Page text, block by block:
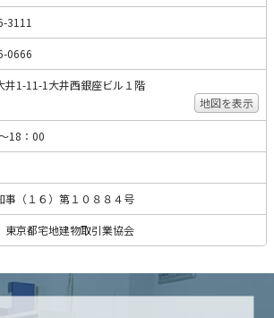
3111
0666
井1-11-1大井西銀座ビル１階
地図を表示
18：00
事（１６）第１０８８４号
東京都宅地建物取引業協会